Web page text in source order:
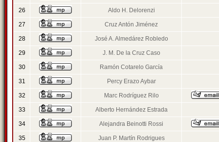
26 Aldo H. Delorenzi
27 Cruz Antón Jiménez
28 José A. Almedárez Robledo
29 J. M. De la Cruz Caso
30 Ramón Cotarelo García
31 Percy Erazo Aybar
32 Marc Rodríguez Rilo
33 Alberto Hernández Estrada
34 Alejandra Beinotti Rossi
35 Juan P. Martín Rodrigues